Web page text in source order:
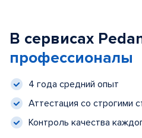
В сервисах
профессионалы
4 года средний опыт
Аттестация со строгими
Контроль качества